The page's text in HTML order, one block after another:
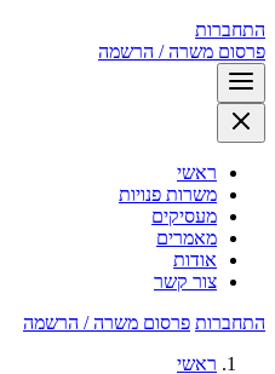
התחברות
פרסום משרה / הרשמה
ראשי
משרות פנויות
מעסיקים
מאמרים
אודות
צור קשר
התחברות פרסום משרה / הרשמה
ראשי